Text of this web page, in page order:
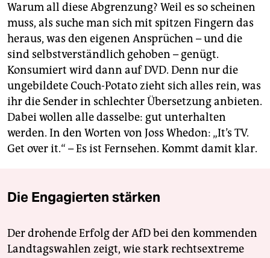
Warum all diese Abgrenzung? Weil es so scheinen
muss, als suche man sich mit spitzen Fingern das
heraus, was den eigenen Ansprüchen – und die
sind selbstverständlich gehoben – genügt.
Konsumiert wird dann auf DVD. Denn nur die
ungebildete Couch-Potato zieht sich alles rein, was
ihr die Sender in schlechter Übersetzung anbieten.
Dabei wollen alle dasselbe: gut unterhalten
werden. In den Worten von Joss Whedon: „It’s TV.
Get over it.“ – Es ist Fernsehen. Kommt damit klar.
Die Engagierten stärken
Der drohende Erfolg der AfD bei den kommenden
Landtagswahlen zeigt, wie stark rechtsextreme